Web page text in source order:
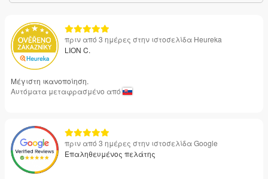
πριν από 3 ημέρες στην ιστοσελίδα Heureka
LION C.
Μέγιστη ικανοποίηση.
Αυτόματα μεταφρασμένο από
πριν από 3 ημέρες στην ιστοσελίδα Google
Επαληθευμένος πελάτης